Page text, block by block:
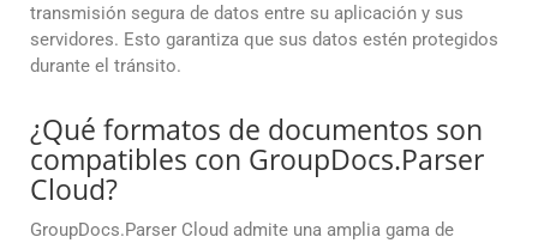
transmisión segura de datos entre su aplicación y sus
servidores. Esto garantiza que sus datos estén protegidos
durante el tránsito.
¿Qué formatos de documentos son
compatibles con GroupDocs.Parser
Cloud?
GroupDocs.Parser Cloud admite una amplia gama de